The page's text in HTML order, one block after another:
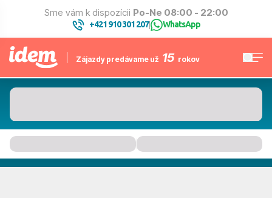
Sme vám k dispozícii Po-Ne 08:00 - 22:00
+421 910 301 207| WhatsApp
Zájazdy predávame už 15 rokov